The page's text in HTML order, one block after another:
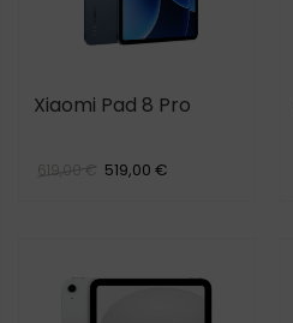
Xiaomi Pad 8 Pro
619,00 € 519,00 €